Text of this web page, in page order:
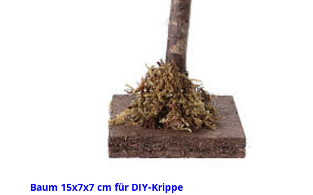
Baum 15x7x7 cm für DIY-Krippe